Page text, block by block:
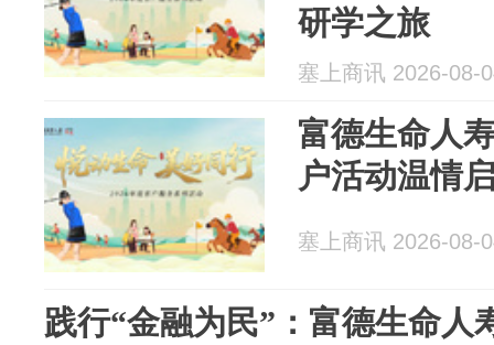
研学之旅
塞上商讯 2026-08-
富德生命人
户活动温情
塞上商讯 2026-08-
践行“金融为民”：富德生命人